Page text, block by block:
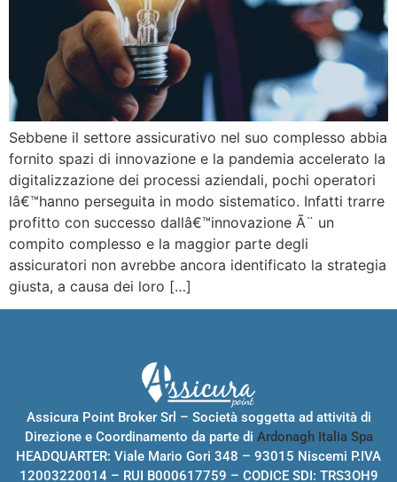
Sebbene il settore assicurativo nel suo complesso abbia
fornito spazi di innovazione e la pandemia accelerato la
digitalizzazione dei processi aziendali, pochi operatori
lâ€™hanno perseguita in modo sistematico. Infatti trarre
profitto con successo dallâ€™innovazione Ã¨ un
compito complesso e la maggior parte degli
assicuratori non avrebbe ancora identificato la strategia
giusta, a causa dei loro […]
Assicura Point Broker Srl – Società soggetta ad attività di
Direzione e Coordinamento da parte di Ardonagh Italia Spa
HEADQUARTER: Viale Mario Gori 348 – 93015 Niscemi P.IVA
12003220014 – RUI B000617759 – CODICE SDI: TRS3OH9